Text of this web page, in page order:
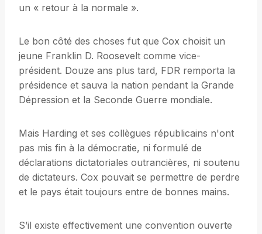
un « retour à la normale ».
Le bon côté des choses fut que Cox choisit un
jeune Franklin D. Roosevelt comme vice-
président. Douze ans plus tard, FDR remporta la
présidence et sauva la nation pendant la Grande
Dépression et la Seconde Guerre mondiale.
Mais Harding et ses collègues républicains n'ont
pas mis fin à la démocratie, ni formulé de
déclarations dictatoriales outrancières, ni soutenu
de dictateurs. Cox pouvait se permettre de perdre
et le pays était toujours entre de bonnes mains.
S’il existe effectivement une convention ouverte